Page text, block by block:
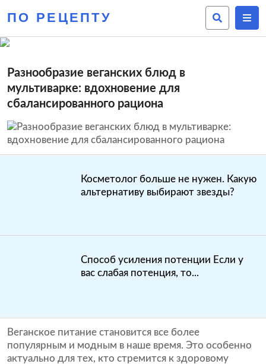
ПО РЕЦЕПТУ
Разнообразие веганских блюд в
мультиварке: вдохновение для
сбалансированного рациона
Косметолог больше не нужен. Какую
альтернативу выбирают звезды?
Способ усиления потенции Если у
вас слабая потенция, то...
Веганское питание становится все более
популярным и модным в наше время. Это особенно
актуально для тех, кто стремится к здоровому